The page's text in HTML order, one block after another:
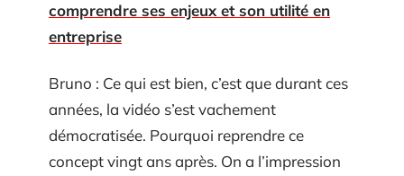
comprendre ses enjeux et son utilité en
entreprise
Bruno : Ce qui est bien, c’est que durant ces
années, la vidéo s’est vachement
démocratisée. Pourquoi reprendre ce
concept vingt ans après. On a l’impression